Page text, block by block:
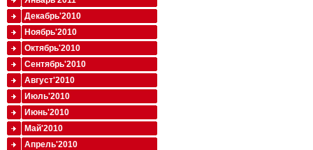
Декабрь'2010
Ноябрь'2010
Октябрь'2010
Сентябрь'2010
Август'2010
Июль'2010
Июнь'2010
Май'2010
Апрель'2010